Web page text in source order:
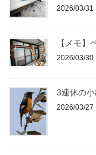
2026/03/31
【メモ】
2026/03/30
3連休の
2026/03/27